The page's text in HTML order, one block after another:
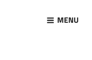
MENU